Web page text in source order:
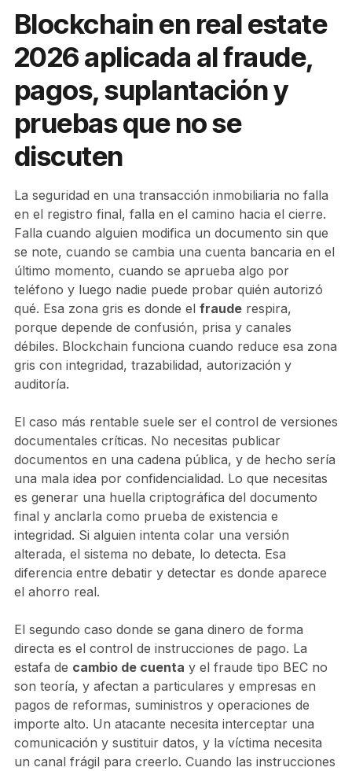
Blockchain en real estate
2026 aplicada al fraude,
pagos, suplantación y
pruebas que no se
discuten
La seguridad en una transacción inmobiliaria no falla
en el registro final, falla en el camino hacia el cierre.
Falla cuando alguien modifica un documento sin que
se note, cuando se cambia una cuenta bancaria en el
último momento, cuando se aprueba algo por
teléfono y luego nadie puede probar quién autorizó
qué. Esa zona gris es donde el frauderespira,
porque depende de confusión, prisa y canales
débiles. Blockchain funciona cuando reduce esa zona
gris con integridad, trazabilidad, autorización y
auditoría.
El caso más rentable suele ser el control de versiones
documentales críticas. No necesitas publicar
documentos en una cadena pública, y de hecho sería
una mala idea por confidencialidad. Lo que necesitas
es generar una huella criptográfica del documento
final y anclarla como prueba de existencia e
integridad. Si alguien intenta colar una versión
alterada, el sistema no debate, lo detecta. Esa
diferencia entre debatir y detectar es donde aparece
el ahorro real.
El segundo caso donde se gana dinero de forma
directa es el control de instrucciones de pago. La
estafa de cambio de cuenta y el fraude tipo BEC no
son teoría, y afectan a particulares y empresas en
pagos de reformas, suministros y operaciones de
importe alto. Un atacante necesita interceptar una
comunicación y sustituir datos, y la víctima necesita
un canal frágil para creerlo. Cuando las instrucciones